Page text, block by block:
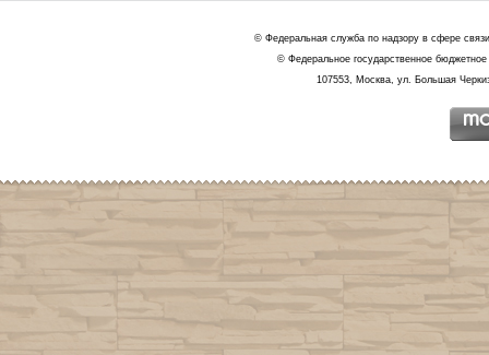
© Федеральная служба по надзору в сфере
© Федеральное государственное
107553, Москва, ул. Большая